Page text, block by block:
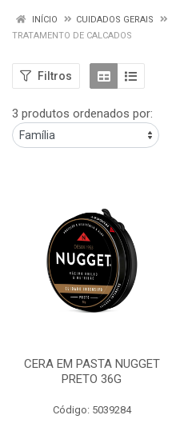
INÍCIO
CUIDADOS GERAIS
TRATAMENTO DE CALCADOS
Filtros
3 produtos ordenados por:
CERA EM PASTA NUGGET
PRETO 36G
Código: 5039284